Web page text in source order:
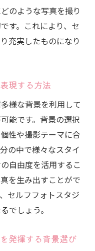
のような写真を撮り
す。これにより、セ
充実したものになり
現する方法
様な背景を利用して
能です。背景の選択
性や撮影テーマに合
の中で様々なスタイ
自由度を活用するこ
を生み出すことがで
セルフフォトスタジ
でしょう。
発揮する背景選び